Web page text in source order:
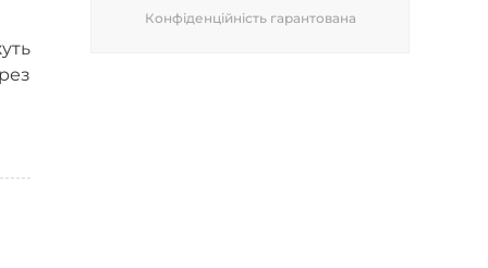
Конфіденційність гарантована